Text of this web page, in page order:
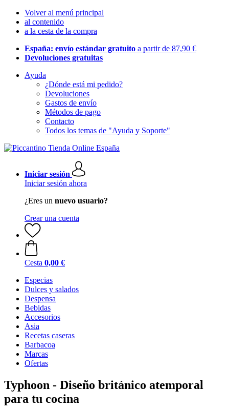
Volver al menú principal
al contenido
a la cesta de la compra
España: envío estándar gratuito a partir de 87,90 €
Devoluciones gratuitas
Ayuda
¿Dónde está mi pedido?
Devoluciones
Gastos de envío
Métodos de pago
Contacto
Todos los temas de "Ayuda y Soporte"
Iniciar sesión
Iniciar sesión ahora
¿Eres un nuevo usuario?
Crear una cuenta
Cesta 0,00 €
Especias
Dulces y salados
Despensa
Bebidas
Accesorios
Asia
Recetas caseras
Barbacoa
Marcas
Ofertas
Typhoon - Diseño británico atemporal
para tu cocina